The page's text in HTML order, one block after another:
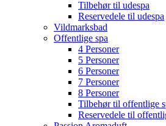
Tilbehør til udespa
Reservedele til udespa
Vildmarksbad
Offentlige spa
4 Personer
5 Personer
6 Personer
7 Personer
8 Personer
Tilbehør til offentlige
Reservedele til